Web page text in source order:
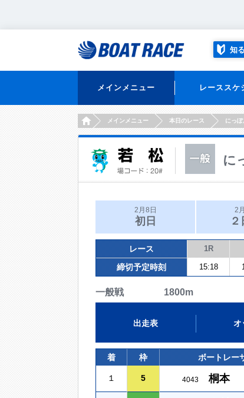
知
メインメニュー レーススケ
HOMEメインメニュー 本日のレース にっ
に
2月8日
初日
2
２
レース 1R
締切予定時刻 15:18
一般戦 1800m
出走表 オ
着 枠 ボートレー
１ 5 4043 桐本